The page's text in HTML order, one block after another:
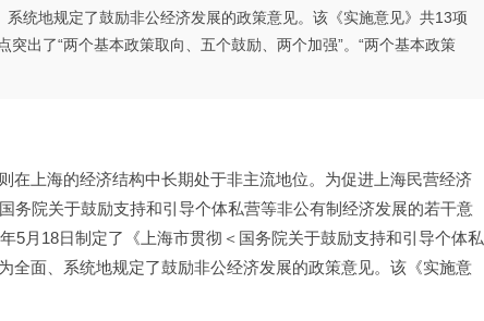
统地规定了鼓励非公经济发展的政策意见。该《实施意见》共13项
出了“两个基本政策取向、五个鼓励、两个加强”。“两个基本政策
在上海的经济结构中长期处于非主流地位。为促进上海民营经济
务院关于鼓励支持和引导个体私营等非公有制经济发展的若干意
5月18日制定了《上海市贯彻＜国务院关于鼓励支持和引导个体私
全面、系统地规定了鼓励非公经济发展的政策意见。该《实施意